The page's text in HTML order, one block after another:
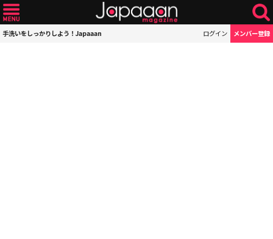
手洗いをしっかりしよう！Japaaan ログイン メンバー登録